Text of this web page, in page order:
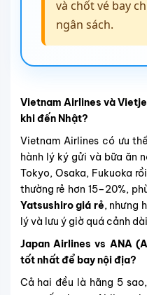
Yatsushiro giá rẻ, nhưng
lý và lưu ý giờ quá cảnh dài
Japan Airlines vs ANA
tốt nhất để bay nội địa?
cao cấp. Japan Airlines
mùa thấp điểm, còn ANA
hoạt và nhiều khung
Airport
Bay hãng quốc tế nên
Pacific?
Korean Air thường quá
Cathay Pacific quá cảnh
lịch 1–2 ngày. Korean
bay ngắn, Cathay
gian.